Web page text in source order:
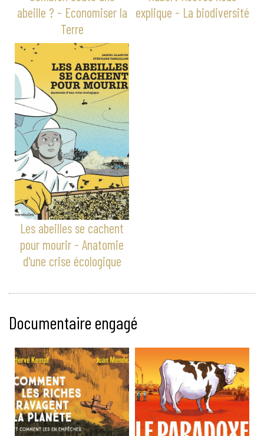
abeille ? - Economiser la
Terre
explique - La biodiversité
Les abeilles se cachent
pour mourir - Anatomie
d'une crise écologique
Documentaire engagé